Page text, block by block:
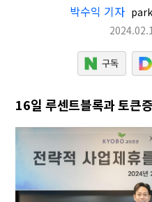
박수익 기자
16일 루센트블록과 토큰